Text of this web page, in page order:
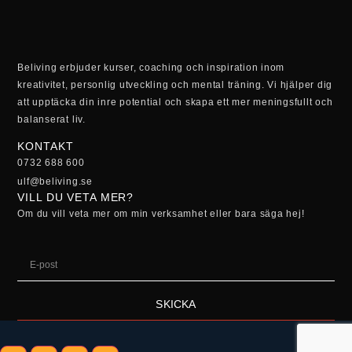
Beliving erbjuder kurser, coaching och inspiration inom
kreativitet, personlig utveckling och mental träning. Vi hjälper dig
att upptäcka din inre potential och skapa ett mer meningsfullt och
balanserat liv.
KONTAKT
0732 688 600
ulf@beliving.se
VILL DU VETA MER?
Om du vill veta mer om min verksamhet eller bara säga hej!
SKICKA